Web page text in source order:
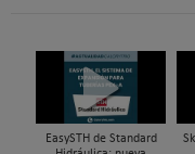
EasySTH de Standard